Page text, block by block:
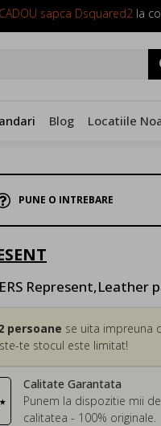
CADOU sapca Dsquared2la
Blog Locatiile
PUNE O INTREBARE
Represent,Leather
Calitate Garantata
Punem la dispozitie mii
calitatea - 100% originale.
persoane se uita impreuna
te stocul este limitat!